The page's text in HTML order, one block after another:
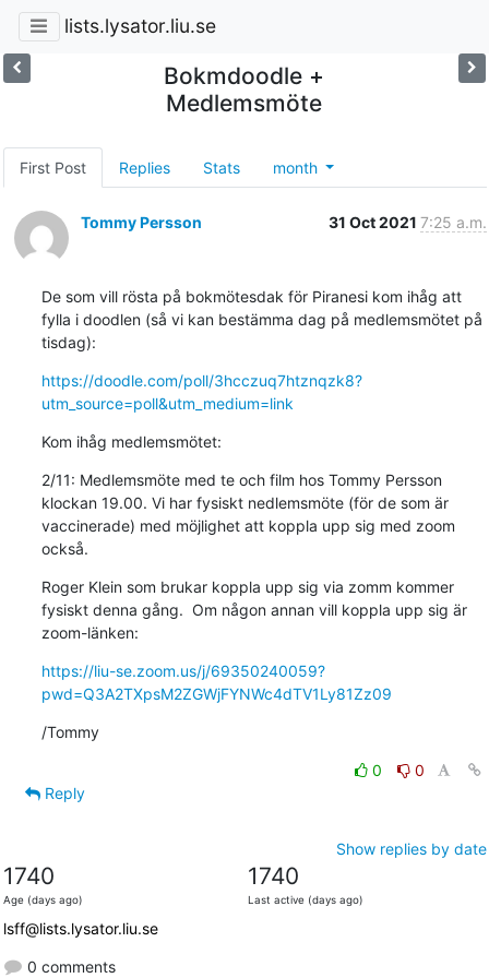
lists.lysator.liu.se
Bokmdoodle +
Medlemsmöte
First Post Replies Stats month
Tommy Persson 31 Oct 2021 7:25 a.m.
De som vill rösta på bokmötesdak för Piranesi kom ihåg att
fylla i doodlen (så vi kan bestämma dag på medlemsmötet på
tisdag):
https://doodle.com/poll/3hcczuq7htznqzk8?
utm_source=poll&utm_medium=link
Kom ihåg medlemsmötet:
2/11: Medlemsmöte med te och film hos Tommy Persson
klockan 19.00. Vi har fysiskt nedlemsmöte (för de som är
vaccinerade) med möjlighet att koppla upp sig med zoom
också.
Roger Klein som brukar koppla upp sig via zomm kommer
fysiskt denna gång.  Om någon annan vill koppla upp sig är
zoom-länken:
https://liu-se.zoom.us/j/69350240059?
pwd=Q3A2TXpsM2ZGWjFYNWc4dTV1Ly81Zz09
/Tommy
0
0
Reply
Show replies by date
1740
Age (days ago)
1740
Last active (days ago)
lsff@lists.lysator.liu.se
0 comments